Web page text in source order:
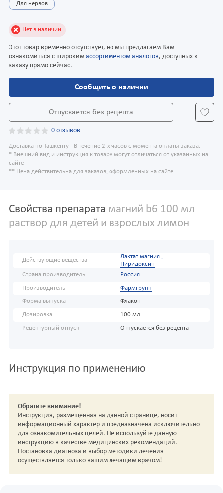
Для нервов
Нет в наличии
Этот товар временно отсутствует, но мы предлагаем Вам
ознакомиться с широким ассортиментом аналогов, доступных к
заказу прямо сейчас.
Сообщить о наличии
Отпускается без рецепта
0 отзывов
Доставка по Ташкенту - В течение 2-х часов с момента оплаты заказа.
* Внешний вид и инструкция к товару могут отличаться от указанных на
сайте
** Цена действительна для заказов, оформленных на сайте
Свойства препарата магний b6 100 мл
раствор для детей и взрослых лимон
Действующие вещества
Лактат магния ,
Пиридоксин
Страна производитель
Россия
Производитель Фармгрупп
Форма выпуска Флакон
Дозировка 100 мл
Рецептурный отпуск Отпускается без рецепта
Инструкция по применению
Обратите внимание!
Инструкция, размещенная на данной странице, носит
информационный характер и предназначена исключительно
для ознакомительных целей. Не используйте данную
инструкцию в качестве медицинских рекомендаций.
Постановка диагноза и выбор методики лечения
осуществляется только вашим лечащим врачом!